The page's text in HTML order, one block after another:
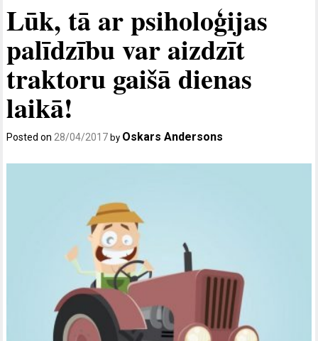
Lūk, tā ar psiholoģijas
palīdzību var aizdzīt
traktoru gaišā dienas
laikā!
Posted on28/04/2017 by Oskars Andersons